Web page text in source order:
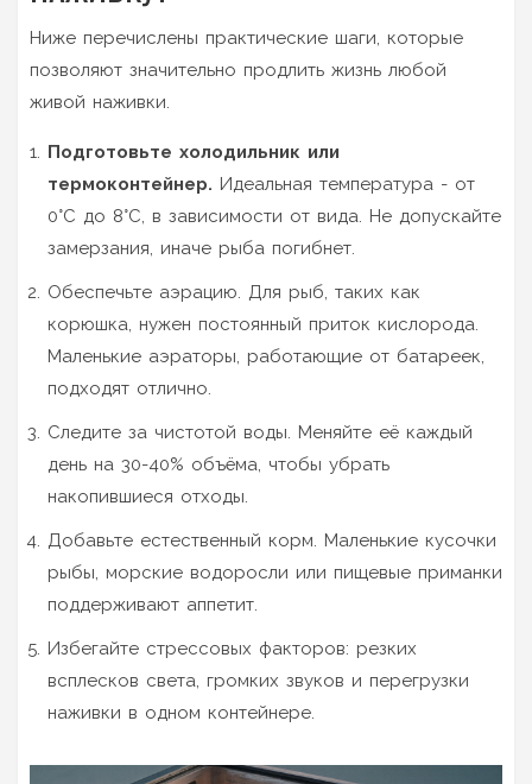
Ниже перечислены практические шаги, которые
позволяют значительно продлить жизнь любой
живой наживки.
Подготовьте холодильник или
термоконтейнер. Идеальная температура - от
0°C до 8°C, в зависимости от вида. Не допускайте
замерзания, иначе рыба погибнет.
Обеспечьте аэрацию. Для рыб, таких как
корюшка, нужен постоянный приток кислорода.
Маленькие аэраторы, работающие от батареек,
подходят отлично.
Следите за чистотой воды. Меняйте её каждый
день на 30-40% объёма, чтобы убрать
накопившиеся отходы.
Добавьте естественный корм. Маленькие кусочки
рыбы, морские водоросли или пищевые приманки
поддерживают аппетит.
Избегайте стрессовых факторов: резких
всплесков света, громких звуков и перегрузки
наживки в одном контейнере.